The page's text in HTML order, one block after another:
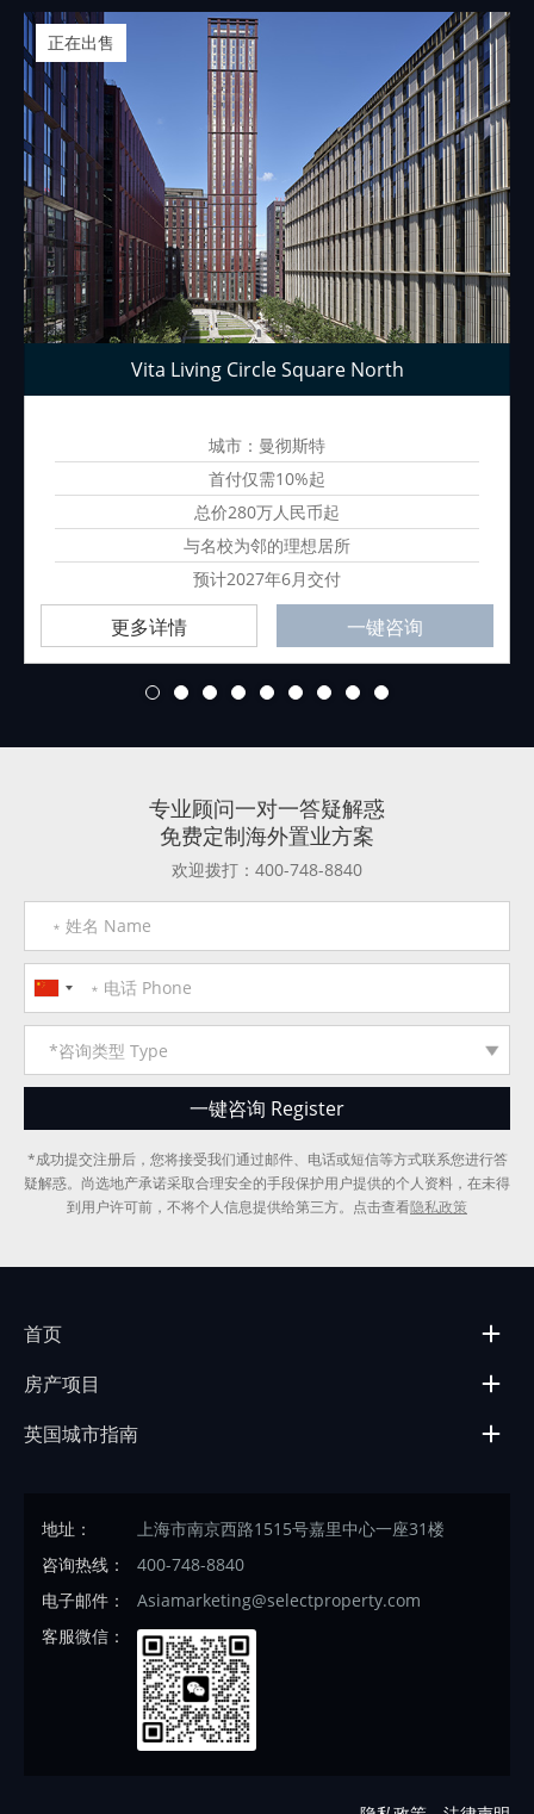
正在出售
Vita Living Circle Square North
城市：曼彻斯特
首付仅需10%起
总价280万人民币起
与名校为邻的理想居所
预计2027年6月交付
更多详情 一键咨询
3 4 5 6 7 8 9
专业顾问一对一答疑解惑
免费定制海外置业方案
欢迎拨打：400-748-8840
*成功提交注册后，您将接受我们通过邮件、电话或短信等方式联系您进行答
疑解惑。尚选地产承诺采取合理安全的手段保护用户提供的个人资料，在未得
到用户许可前，不将个人信息提供给第三方。点击查看隐私政策
首页
房产项目
英国城市指南
地址：
上海市南京西路1515号嘉里中心一座31楼
咨询热线：
400-748-8840
电子邮件：
Asiamarketing@selectproperty.com
客服微信：